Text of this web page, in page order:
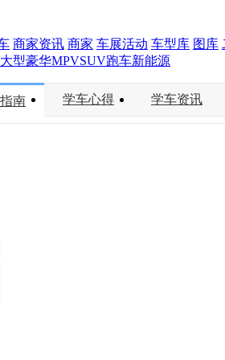
商家资讯 商家 车展活动 车型库 图库
型豪华MPVSUV跑车新能源
南 学车心得 学车资讯